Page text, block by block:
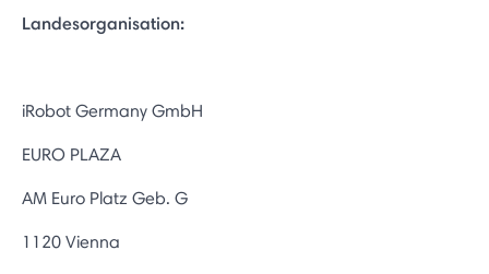
Landesorganisation:
iRobot Germany GmbH
EURO PLAZA
AM Euro Platz Geb. G
1120 Vienna